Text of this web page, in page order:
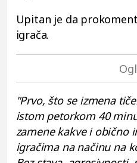
Upitan je da
igrača.
"Prvo, što se izmena
istom petorkom 40
zamene kakve i obično
igračima na načinu na